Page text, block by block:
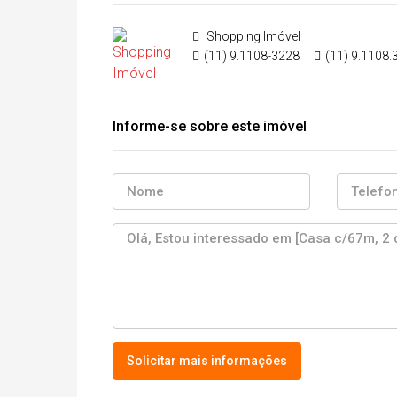
Shopping Imóvel
(11) 9.1108-3228
(11)
Informe-se sobre este imóvel
Solicitar mais informações